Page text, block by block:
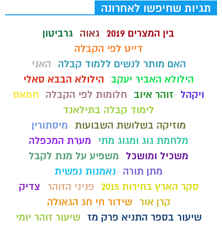
תגיות שחיפשו לאחרונה
בין המצרים 2019 גאוה גרביטון
דייט לפי הקבלה
האם מותר לנשים ללמוד קבלה
האני
הילולא האביר יעקב
הילולא הבבא סאלי
ויקהל
זוהר איוב חלומות לפי הקבלה
חמאס
לימוד קבלה בתילאנד
מוזיקה בשלושת השבועות מיסתורין
מלחמת גוג ומגוג מתי
מערת המכפלה
משכיל ומושכל
משפיע על מנת לקבל
מתן תורה
נאמנות נפשית
סקר הארץ בחירות 2015
פניני הזוהר
צדיק
קרן אור
שידור חי חג הגאולה
שיעור בספר התניא פרק מז
שיעור זוהר יומי